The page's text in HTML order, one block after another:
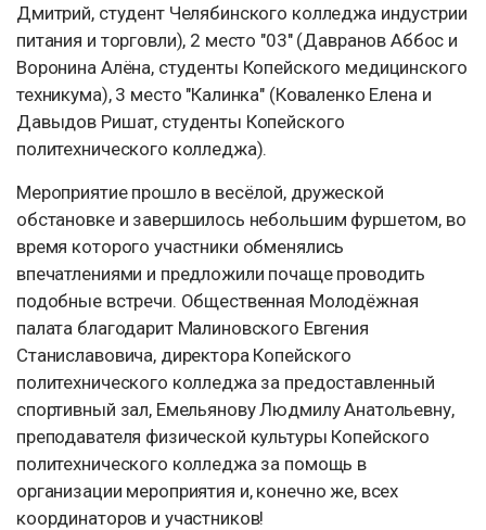
Дмитрий, студент Челябинского колледжа индустрии
питания и торговли), 2 место "03" (Давранов Аббос и
Воронина Алёна, студенты Копейского медицинского
техникума), 3 место "Калинка" (Коваленко Елена и
Давыдов Ришат, студенты Копейского
политехнического колледжа).
Мероприятие прошло в весёлой, дружеской
обстановке и завершилось небольшим фуршетом, во
время которого участники обменялись
впечатлениями и предложили почаще проводить
подобные встречи. Общественная Молодёжная
палата благодарит Малиновского Евгения
Станиславовича, директора Копейского
политехнического колледжа за предоставленный
спортивный зал, Емельянову Людмилу Анатольевну,
преподавателя физической культуры Копейского
политехнического колледжа за помощь в
организации мероприятия и, конечно же, всех
координаторов и участников!